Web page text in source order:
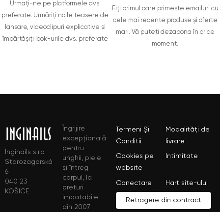
Urmați-ne pe platformele dvs.
preferate. Urmăriți noile teasere de
lansare, videoclipuri explicative și
împărtășiți look-urile dvs. preferate
Fiți primul care primește emailuri cu
cele mai recente produse și oferte
mari. Vă puteți dezabona în orice
moment.
Inginails s.r.o.
Starozagorská
6
040 23
KOŠICE
Îngrijire
excepțională
pentru
unghii, piele
și întreg
corpul, la
prețuri
imbatabile
din 2007
Termeni Și
Conditii
Modalități de
livrare
Cookies pe
website
Intimitate
Conectare Hart site-ului
Retragere din contract